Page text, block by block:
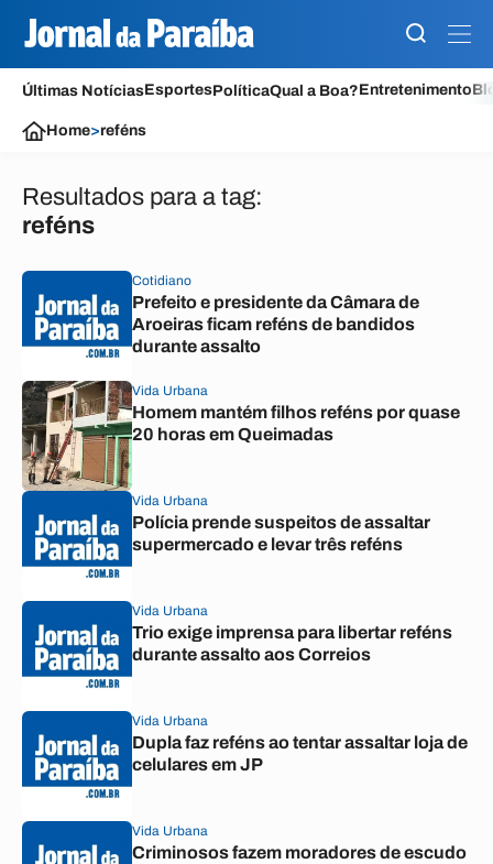
Últimas NotíciasEsportesPolíticaQual a Boa?Entretenimento
Home>reféns
Resultados para a tag:
reféns
Cotidiano
Prefeito e presidente da Câmara de
Aroeiras ficam reféns de bandidos
durante assalto
Vida Urbana
Homem mantém filhos reféns por quase
20 horas em Queimadas
Vida Urbana
Polícia prende suspeitos de assaltar
supermercado e levar três reféns
Vida Urbana
Trio exige imprensa para libertar reféns
durante assalto aos Correios
Vida Urbana
Dupla faz reféns ao tentar assaltar loja de
celulares em JP
Vida Urbana
Criminosos fazem moradores de escudo